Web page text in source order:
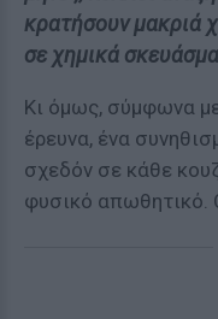
κρατήσουν μακριά
σε χημικά
Κι όμως, σύμφωνα
έρευνα, ένα
σχεδόν σε κάθε
φυσικό απωθητικό.